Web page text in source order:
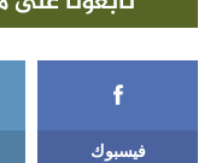
فيسبوك